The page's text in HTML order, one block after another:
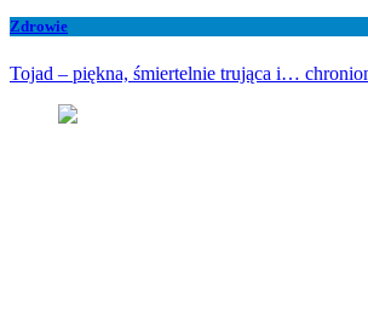
Zdrowie
Tojad – piękna, śmiertelnie trująca i…